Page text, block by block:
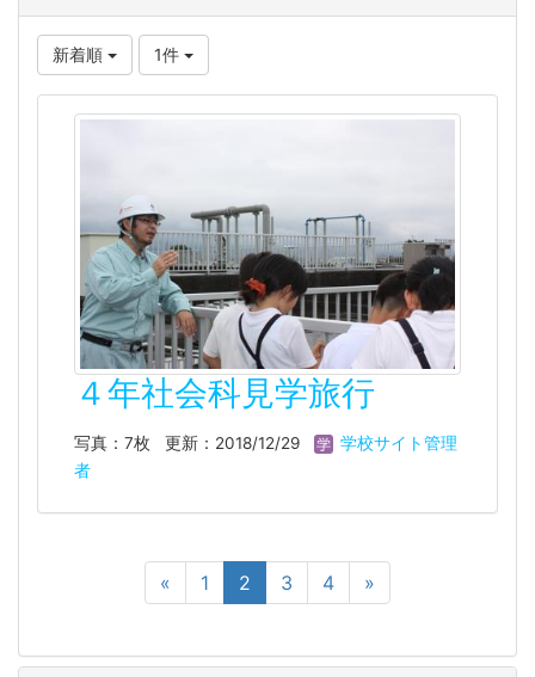
新着順 1件
４年社会科見学旅行
写真：7枚 更新：2018/12/29
学校サイト管理
者
« 1 2 3 4 »